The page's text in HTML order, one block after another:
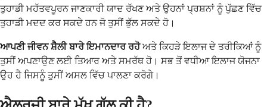
ਤੁਹਾਡੀ ਮਹੱਤਵਪੂਰਨ ਜਾਣਕਾਰੀ ਯਾਦ ਰੱਖਣ ਅਤੇ ਉਹਨਾਂ ਪ੍ਰਸ਼ਨਾਂ ਨੂੰ ਪੁੱਛਣ ਵਿੱਚ
ਤੁਹਾਡੀ ਮਦਦ ਕਰ ਸਕਦੇ ਹਨ ਜੋ ਤੁਸੀਂ ਭੁੱਲ ਸਕਦੇ ਹੋ।
ਆਪਣੀ ਜੀਵਨ ਸ਼ੈਲੀ ਬਾਰੇ ਇਮਾਨਦਾਰ ਰਹੋਅਤੇ ਕਿਹੜੇ ਇਲਾਜ ਦੇ ਤਰੀਕਿਆਂ ਨੂੰ
ਤੁਸੀਂ ਅਪਣਾਉਣ ਲਈ ਤਿਆਰ ਅਤੇ ਸਮਰੱਥ ਹੋ। ਸਭ ਤੋਂ ਵਧੀਆ ਇਲਾਜ ਯੋਜਨਾ
ਉਹ ਹੈ ਜਿਸਨੂੰ ਤੁਸੀਂ ਅਸਲ ਵਿੱਚ ਪਾਲਣਾ ਕਰੋਗੇ।